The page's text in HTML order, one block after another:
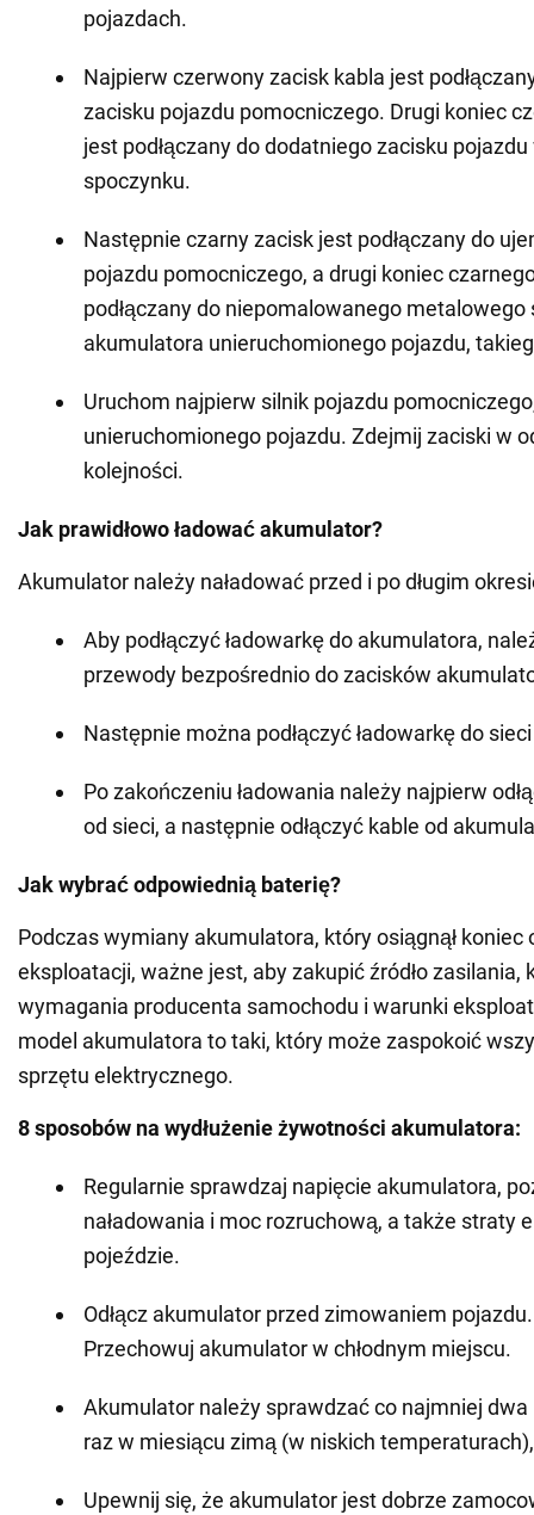
pojazdach.
Najpierw czerwony zacisk kabla jest
zacisku pojazdu pomocniczego. Drugi koniec
jest podłączany do dodatniego zacisku
spoczynku.
Następnie czarny zacisk jest podłączany do
pojazdu pomocniczego, a drugi koniec
podłączany do niepomalowanego metalowego
akumulatora unieruchomionego pojazdu,
Uruchom najpierw silnik pojazdu
unieruchomionego pojazdu. Zdejmij zaciski w
kolejności.
Jak prawidłowo ładować akumulator?
Akumulator należy naładować przed i po długim
Aby podłączyć ładowarkę do akumulatora,
przewody bezpośrednio do zacisków
Następnie można podłączyć ładowarkę do
Po zakończeniu ładowania należy najpierw
od sieci, a następnie odłączyć kable od
Jak wybrać odpowiednią baterię?
Podczas wymiany akumulatora, który osiągnął koniec
eksploatacji, ważne jest, aby zakupić źródło zasilania,
wymagania producenta samochodu i warunki
model akumulatora to taki, który może zaspokoić
sprzętu elektrycznego.
8 sposobów na wydłużenie żywotności akumulatora:
Regularnie sprawdzaj napięcie akumulatora,
naładowania i moc rozruchową, a także straty
pojeździe.
Odłącz akumulator przed zimowaniem
Przechowuj akumulator w chłodnym miejscu.
Akumulator należy sprawdzać co najmniej dwa
raz w miesiącu zimą (w niskich
Upewnij się, że akumulator jest dobrze